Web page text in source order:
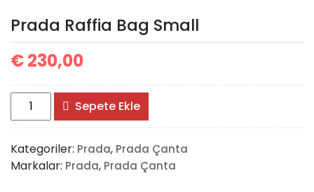
Prada Raffia Bag Small
€230,00
Prada
Raffia
Bag
Small
adet
Sepete Ekle
Kategoriler: Prada, Prada Çanta
Markalar: Prada, Prada Çanta